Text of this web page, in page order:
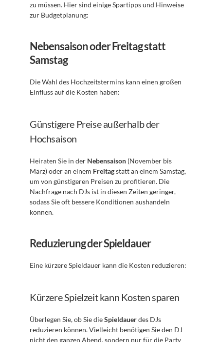
zu müssen. Hier sind einige Spartipps und Hinweise
zur Budgetplanung:
Nebensaison oder Freitag statt
Samstag
Die Wahl des Hochzeitstermins kann einen großen
Einfluss auf die Kosten haben:
Günstigere Preise außerhalb der
Hochsaison
Heiraten Sie in der Nebensaison (November bis
März) oder an einem Freitag statt an einem Samstag,
um von günstigeren Preisen zu profitieren. Die
Nachfrage nach DJs ist in diesen Zeiten geringer,
sodass Sie oft bessere Konditionen aushandeln
können.
Reduzierung der Spieldauer
Eine kürzere Spieldauer kann die Kosten reduzieren:
Kürzere Spielzeit kann Kosten sparen
Überlegen Sie, ob Sie die Spieldauer des DJs
reduzieren können. Vielleicht benötigen Sie den DJ
nicht den ganzen Abend, sondern nur für die Party